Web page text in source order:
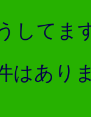
してま
はあり